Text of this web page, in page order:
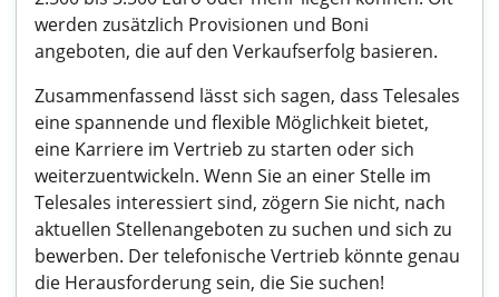
werden zusätzlich Provisionen und Boni
angeboten, die auf den Verkaufserfolg basieren.
Zusammenfassend lässt sich sagen, dass Telesales
eine spannende und flexible Möglichkeit bietet,
eine Karriere im Vertrieb zu starten oder sich
weiterzuentwickeln. Wenn Sie an einer Stelle im
Telesales interessiert sind, zögern Sie nicht, nach
aktuellen Stellenangeboten zu suchen und sich zu
bewerben. Der telefonische Vertrieb könnte genau
die Herausforderung sein, die Sie suchen!